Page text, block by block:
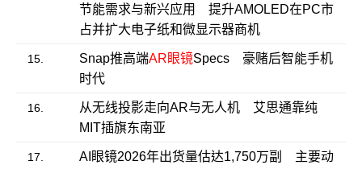
节能需求与新兴应用 提升AMOLED在PC市
占并扩大电子纸和微显示器商机
15. Snap推高端AR眼镜Specs 豪赌后智能手机
时代
16.
从无线投影走向AR与无人机 艾思通靠纯
MIT插旗东南亚
17.
AI眼镜2026年出货量估达1,750万副 主要动